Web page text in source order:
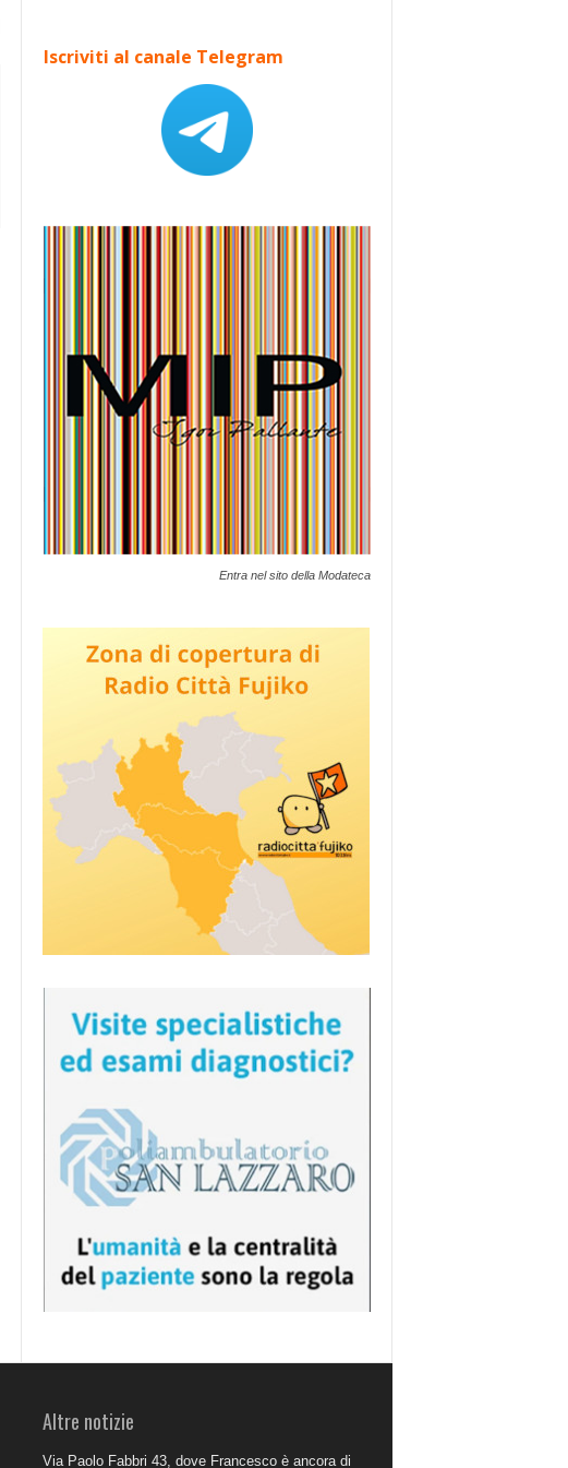
Iscriviti al canale Telegram
Entra nel sito della Modateca
Altre notizie
Via Paolo Fabbri 43, dove Francesco è ancora di